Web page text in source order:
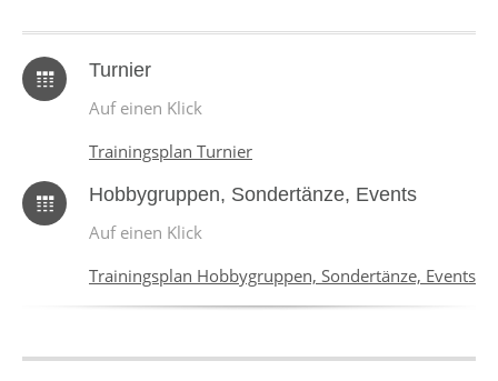
Turnier
Auf einen Klick
Trainingsplan Turnier
Hobbygruppen, Sondertänze, Events
Auf einen Klick
Trainingsplan Hobbygruppen, Sondertänze, Events